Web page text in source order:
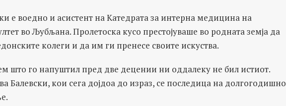
е воедно и асистент на Катедрата за интерна медицина на
во Љубљана. Пролетоска кусо престојуваше во родната земја да
колеги и да им ги пренесе своите искуства.
што го напуштил пред две децении ни оддалеку не бил истиот.
Балевски, кои сега дојдоа до израз, се последица на долгогодишно